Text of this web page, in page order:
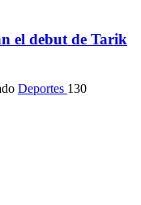
el debut de Tarik
Deportes 130